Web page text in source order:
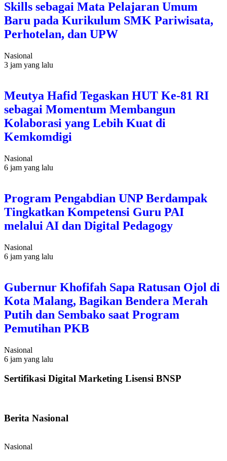
Skills sebagai Mata Pelajaran Umum
Baru pada Kurikulum SMK Pariwisata,
Perhotelan, dan UPW
Nasional
3 jam yang lalu
Meutya Hafid Tegaskan HUT Ke-81 RI
sebagai Momentum Membangun
Kolaborasi yang Lebih Kuat di
Kemkomdigi
Nasional
6 jam yang lalu
Program Pengabdian UNP Berdampak
Tingkatkan Kompetensi Guru PAI
melalui AI dan Digital Pedagogy
Nasional
6 jam yang lalu
Gubernur Khofifah Sapa Ratusan Ojol di
Kota Malang, Bagikan Bendera Merah
Putih dan Sembako saat Program
Pemutihan PKB
Nasional
6 jam yang lalu
Sertifikasi Digital Marketing Lisensi BNSP
Berita Nasional
Nasional